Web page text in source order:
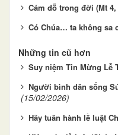
Cám dỗ trong đời (Mt 4,
Có Chúa… ta không sa
Những tin cũ hơn
Suy niệm Tin Mừng Lễ
Người bình dân sống
(15/02/2026)
Hãy tuân hành lề luật